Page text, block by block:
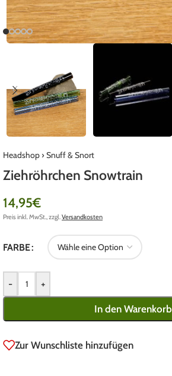
Headshop› Snuff & Snort
Ziehröhrchen Snowtrain
14,95€
Preis inkl. MwSt., zzgl.Versandkosten
FARBE
- +
In den Warenkorb
Zur Wunschliste hinzufügen